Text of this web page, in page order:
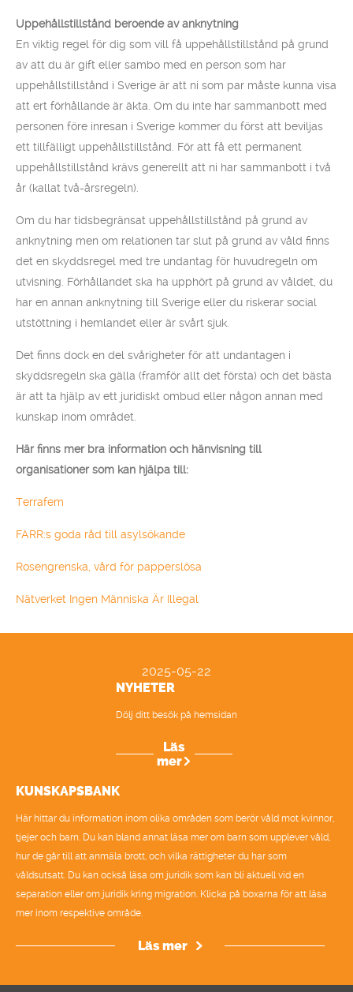
Uppehållstillstånd beroende av anknytning
En viktig regel för dig som vill få uppehållstillstånd på grund
av att du är gift eller sambo med en person som har
uppehållstillstånd i Sverige är att ni som par måste kunna visa
att ert förhållande är äkta. Om du inte har sammanbott med
personen före inresan i Sverige kommer du först att beviljas
ett tillfälligt uppehållstillstånd. För att få ett permanent
uppehållstillstånd krävs generellt att ni har sammanbott i två
år (kallat två-årsregeln).
Om du har tidsbegränsat uppehållstillstånd på grund av
anknytning men om relationen tar slut på grund av våld finns
det en skyddsregel med tre undantag för huvudregeln om
utvisning. Förhållandet ska ha upphört på grund av våldet, du
har en annan anknytning till Sverige eller du riskerar social
utstöttning i hemlandet eller är svårt sjuk.
Det finns dock en del svårigheter för att undantagen i
skyddsregeln ska gälla (framför allt det första) och det bästa
är att ta hjälp av ett juridiskt ombud eller någon annan med
kunskap inom området.
Här finns mer bra information och hänvisning till
organisationer som kan hjälpa till:
Terrafem
FARR:s goda råd till asylsökande
Rosengrenska, vård för papperslösa
Nätverket Ingen Människa Är Illegal
2025-05-22
NYHETER
Dölj ditt besök på hemsidan
Läs
mer
KUNSKAPSBANK
Här hittar du information inom olika områden som berör våld mot kvinnor,
tjejer och barn. Du kan bland annat läsa mer om barn som upplever våld,
hur de går till att anmäla brott, och vilka rättigheter du har som
våldsutsatt. Du kan också läsa om juridik som kan bli aktuell vid en
separation eller om juridik kring migration. Klicka på boxarna för att läsa
mer inom respektive område.
Läs mer